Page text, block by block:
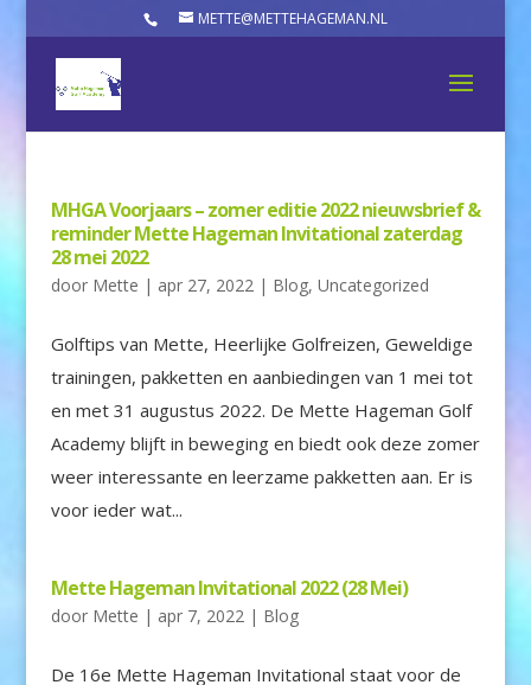
METTE@METTEHAGEMAN.NL
MHGA Voorjaars – zomer editie 2022 nieuwsbrief &
reminder Mette Hageman Invitational zaterdag
28 mei 2022
door Mette | apr 27, 2022| Blog, Uncategorized
Golftips van Mette, Heerlijke Golfreizen, Geweldige
trainingen, pakketten en aanbiedingen van 1 mei tot
en met 31 augustus 2022. De Mette Hageman Golf
Academy blijft in beweging en biedt ook deze zomer
weer interessante en leerzame pakketten aan. Er is
voor ieder wat...
Mette Hageman Invitational 2022 (28 Mei)
door Mette | apr 7, 2022| Blog
De 16e Mette Hageman Invitational staat voor de